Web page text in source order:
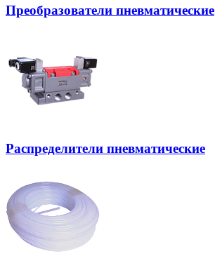
Преобразователи пневматические
Распределители пневматические